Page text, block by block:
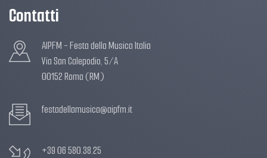
Contatti
AIPFM - Festa della Musica Italia
Via San Calepodio, 5/A
00152 Roma (RM)
festadellamusica@aipfm.it
+39 06 580.38.25